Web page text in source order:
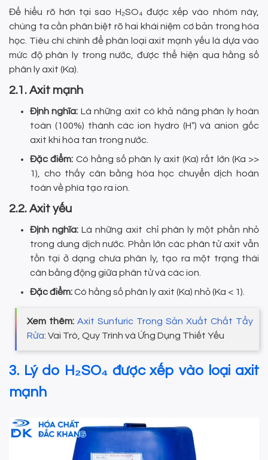
Để hiểu rõ hơn tại sao H₂SO₄ được xếp vào nhóm này,
chúng ta cần phân biệt rõ hai khái niệm cơ bản trong hóa
học. Tiêu chí chính để phân loại axit mạnh yếu là dựa vào
mức độ phân ly trong nước, được thể hiện qua hằng số
phân ly axit (Ka).
2.1. Axit mạnh
Định nghĩa: Là những axit có khả năng phân ly hoàn
toàn (100%) thành các ion hydro (H⁺) và anion gốc
axit khi hòa tan trong nước.
Đặc điểm: Có hằng số phân ly axit (Ka) rất lớn (Ka >>
1), cho thấy cân bằng hóa học chuyển dịch hoàn
toàn về phía tạo ra ion.
2.2. Axit yếu
Định nghĩa:Là những axit chỉ phân ly một phần nhỏ
trong dung dịch nước. Phần lớn các phân tử axit vẫn
tồn tại ở dạng chưa phân ly, tạo ra một trạng thái
cân bằng động giữa phân tử và các ion.
Đặc điểm:Có hằng số phân ly axit (Ka) nhỏ (Ka < 1).
Xem thêm: Axit Sunfuric Trong Sản Xuất Chất Tẩy
Rửa: Vai Trò, Quy Trình và Ứng Dụng Thiết Yếu
3. Lý do H₂SO₄ được xếp vào loại axit
mạnh